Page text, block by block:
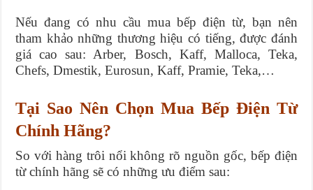
Nếu đang có nhu cầu mua bếp điện từ, bạn nên
tham khảo những thương hiệu có tiếng, được đánh
giá cao sau: Arber, Bosch, Kaff, Malloca, Teka,
Chefs, Dmestik, Eurosun, Kaff, Pramie, Teka,…
Tại Sao Nên Chọn Mua Bếp Điện Từ
Chính Hãng?
So với hàng trôi nổi không rõ nguồn gốc, bếp điện
từ chính hãng sẽ có những ưu điểm sau: